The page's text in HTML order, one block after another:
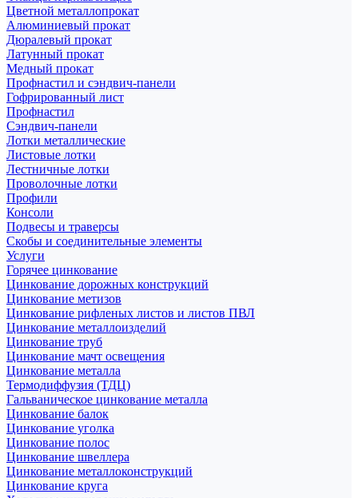
Цветной металлопрокат
Алюминиевый прокат
Дюралевый прокат
Латунный прокат
Медный прокат
Профнастил и сэндвич-панели
Гофрированный лист
Профнастил
Сэндвич-панели
Лотки металлические
Листовые лотки
Лестничные лотки
Проволочные лотки
Профили
Консоли
Подвесы и траверсы
Скобы и соединительные элементы
Услуги
Горячее цинкование
Цинкование дорожных конструкций
Цинкование метизов
Цинкование рифленых листов и листов ПВЛ
Цинкование металлоизделий
Цинкование труб
Цинкование мачт освещения
Цинкование металла
Термодиффузия (ТДЦ)
Гальваническое цинкование металла
Цинкование балок
Цинкование уголка
Цинкование полос
Цинкование швеллера
Цинкование металлоконструкций
Цинкование круга